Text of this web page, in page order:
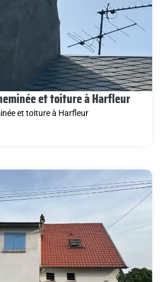
et toiture à Harfleur
et toiture à Harfleur